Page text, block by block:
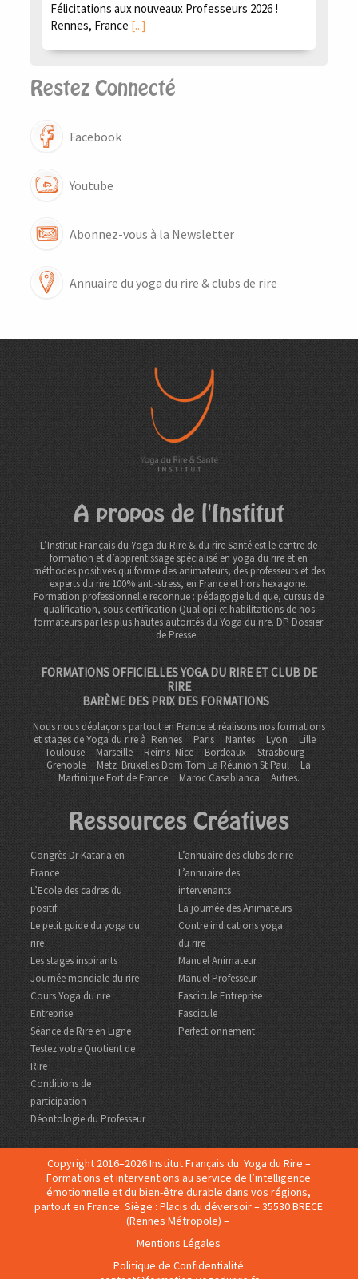
Félicitations aux nouveaux Professeurs 2026 !
Rennes, France [...]
Restez Connecté
Facebook
Youtube
Abonnez-vous à la Newsletter
Annuaire du yoga du rire & clubs de rire
A propos de l'Institut
L’Institut Français du Yoga du Rire & du rire Santé est le centre de
formation et d’apprentissage spécialisé en yoga du rire et en
méthodes positives qui forme des animateurs, des professeurs et des
experts du rire 100% anti-stress, en France et hors hexagone.
Formation professionnelle reconnue : pédagogie ludique, cursus de
qualification, sous certification Qualiopi et habilitations de nos
formateurs par les plus hautes autorités du Yoga du rire. DPDossier
de Presse
FORMATIONS OFFICIELLES YOGA DU RIRE ET CLUB DE
RIRE
BARÈME DES PRIX DES FORMATIONS
Nous nous déplaçons partout en France et réalisons nos formations
et stages de Yoga du rire à Rennes Paris Nantes Lyon
Lille
Toulouse
Marseille Reims Nice Bordeaux
Strasbourg
Grenoble
Metz Bruxelles Dom TomLa Réunion St Paul
La
Martinique Fort de France
Maroc Casablanca Autres.
Ressources Créatives
Congrès Dr Kataria en
France
L’Ecole des cadres du
positif
Le petit guide du yoga du
rire
Les stages inspirants
Journée mondiale du rire
Cours Yoga du rire
Entreprise
Séance de Rire en Ligne
Testez votre Quotient de
Rire
Conditions de
participation
Déontologie du Professeur
L’annuaire des clubs de rire
L’annuaire des
intervenants
La journée des Animateurs
Contre indications yoga
du rire
Manuel Animateur
Manuel Professeur
Fascicule Entreprise
Fascicule
Perfectionnement
Copyright 2016–2026 Institut Français du Yoga du Rire –
Formations et interventions au service de l’intelligence
émotionnelle et du bien-être durable dans vos régions,
partout en France. Siège : Placis du déversoir – 35530 BRECE
(Rennes Métropole) –
Mentions Légales
Politique de Confidentialité